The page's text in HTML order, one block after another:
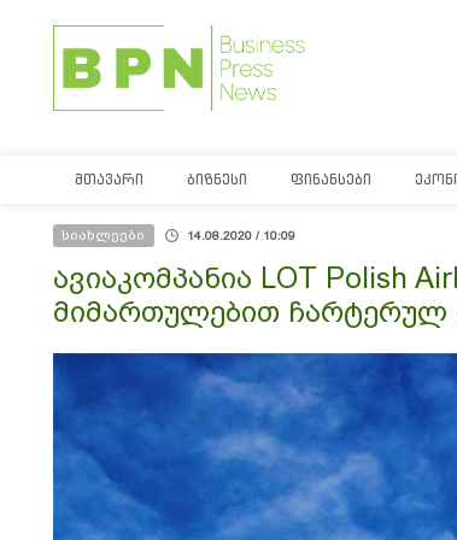
ᲛᲗᲐᲕᲐᲠᲘ ᲑᲘᲖᲜᲔᲡᲘ ᲤᲘᲜᲐᲜᲡᲔᲑᲘ
სიახლეები 14.08.2020 / 10:09
ავიაკომპანია LOT Polish
მიმართულებით ჩარტერულ